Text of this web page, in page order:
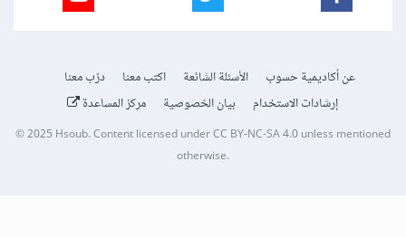
عن أكاديمية حسوب الأسئلة الشائعة اكتب معنا
درّب معنا
إرشادات الاستخدام
بيان الخصوصية مركز المساعدة
© 2025 Hsoub.Content licensed underCC BY-NC-SA 4.0unless mentioned
otherwise.